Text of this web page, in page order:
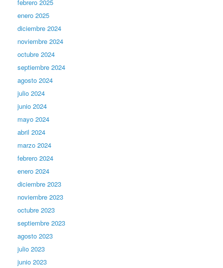
febrero 2025
enero 2025
diciembre 2024
noviembre 2024
octubre 2024
septiembre 2024
agosto 2024
julio 2024
junio 2024
mayo 2024
abril 2024
marzo 2024
febrero 2024
enero 2024
diciembre 2023
noviembre 2023
octubre 2023
septiembre 2023
agosto 2023
julio 2023
junio 2023